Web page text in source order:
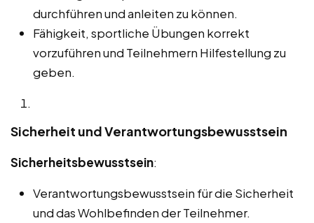
durchführen und anleiten zu können.
Fähigkeit, sportliche Übungen korrekt
vorzuführen und Teilnehmern Hilfestellung zu
geben.
Sicherheit und Verantwortungsbewusstsein
Sicherheitsbewusstsein:
Verantwortungsbewusstsein für die Sicherheit
und das Wohlbefinden der Teilnehmer.